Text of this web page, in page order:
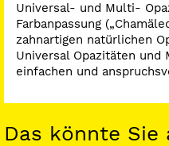
Universal- und Multi-
Farbanpassung
zahnartigen natürlichen
Universal Opazitäten und
einfachen und
Das könnte Sie